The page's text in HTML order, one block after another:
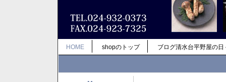
HOME shopのトップ ブログ清水台平野屋の日